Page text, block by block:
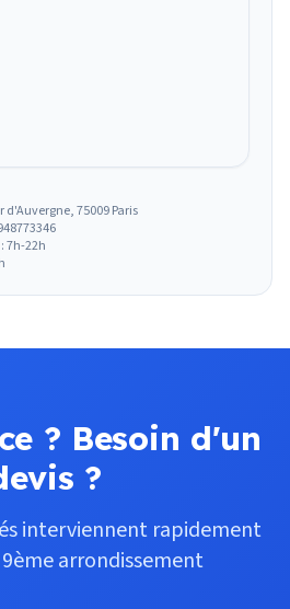
d'Auvergne, 75009 Paris
7h-22h
? Besoin d'un
?
interviennent rapidement
arrondissement